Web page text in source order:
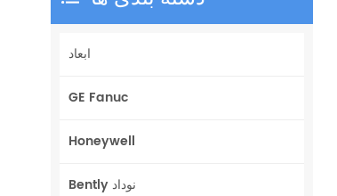
ابعاد
GE Fanuc
Honeywell
Bently نوداد